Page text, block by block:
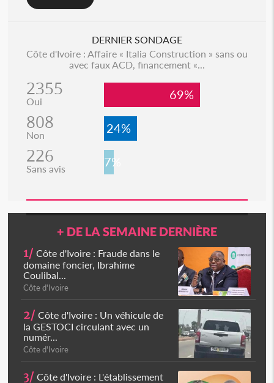
DERNIER SONDAGE
Côte d'Ivoire : Affaire « Italia Construction » sans ou
avec faux ACD, financement «...
2355
Oui 69%
808
Non 24%
226
Sans avis 7%
+ DE LA SEMAINE DERNIÈRE
1/ Côte d'Ivoire : Fraude dans le
domaine foncier, Ibrahime
Coulibal...
Côte d'Ivoire
2/ Côte d'Ivoire : Un véhicule de
la GESTOCI circulant avec un
numér...
Côte d'Ivoire
3/ Côte d'Ivoire : L'établissement